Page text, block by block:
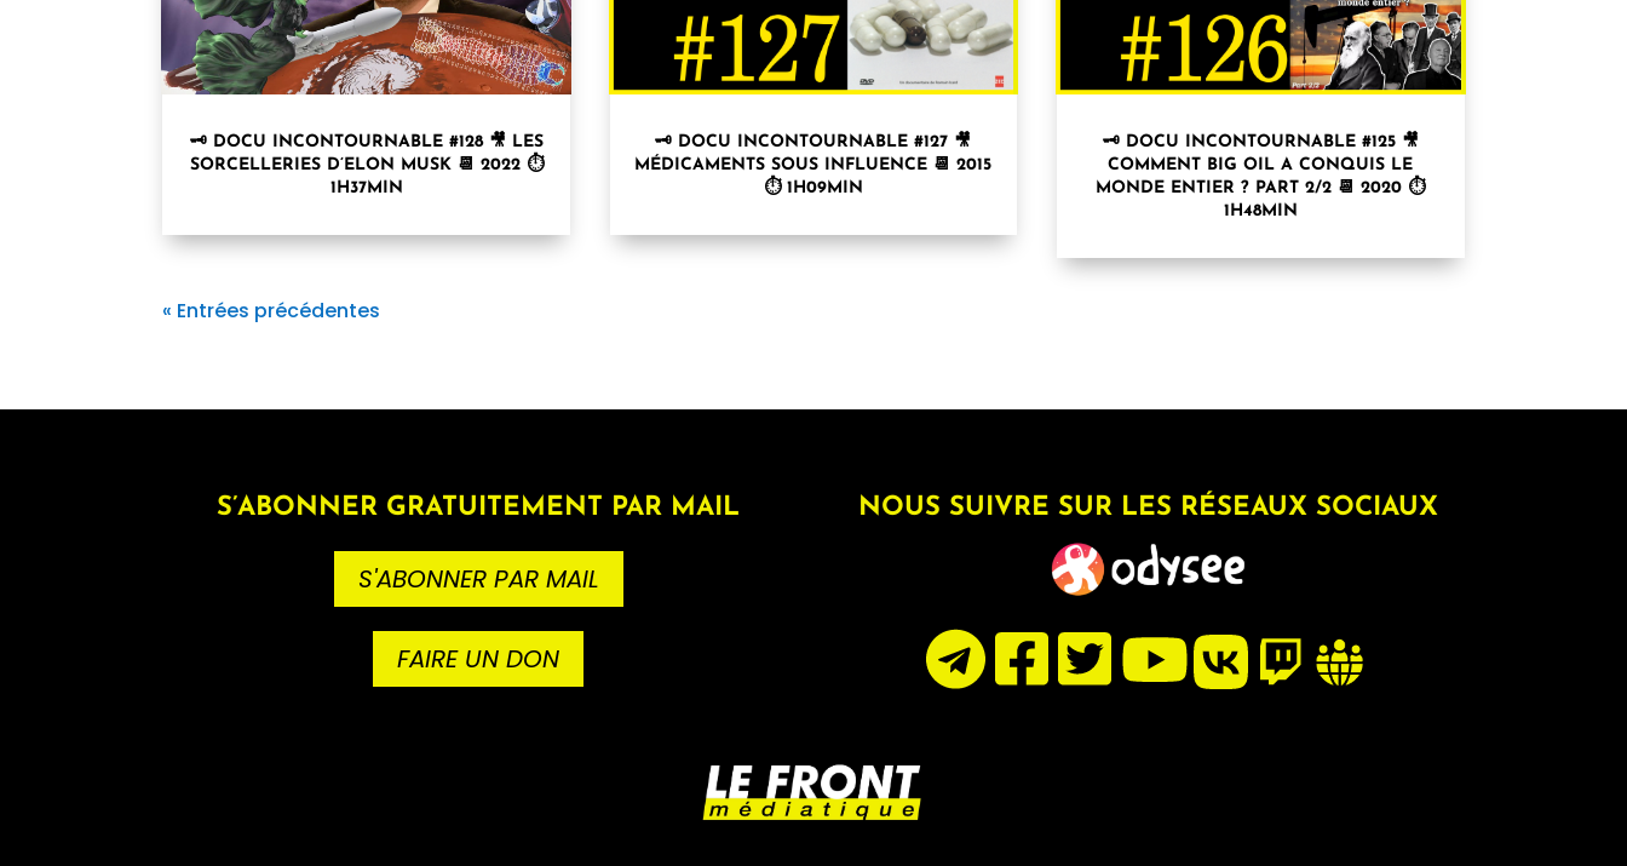
🗝 DOCU INCONTOURNABLE #128 🎥 LES
SORCELLERIES D’ELON MUSK 📆 2022 ⏱
1H37MIN
🗝 DOCU INCONTOURNABLE #127 🎥
MÉDICAMENTS SOUS INFLUENCE 📆 2015
⏱ 1H09MIN
🗝 DOCU INCONTOURNABLE #125 🎥
COMMENT BIG OIL A CONQUIS LE
MONDE ENTIER ? PART 2/2 📆 2020 ⏱
1H48MIN
« Entrées précédentes
S’ABONNER GRATUITEMENT PAR MAIL
S'ABONNER PAR MAIL
FAIRE UN DON
NOUS SUIVRE SUR LES RÉSEAUX SOCIAUX